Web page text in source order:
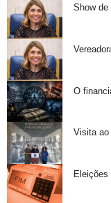
Show de
O
Visita ao